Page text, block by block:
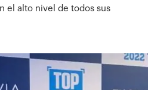
el alto nivel de todos sus